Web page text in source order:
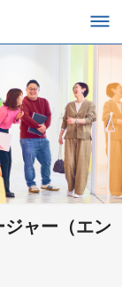
ャー（エン